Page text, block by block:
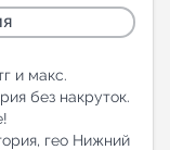
Telegram
и макс.
без накруток.
гео Нижний